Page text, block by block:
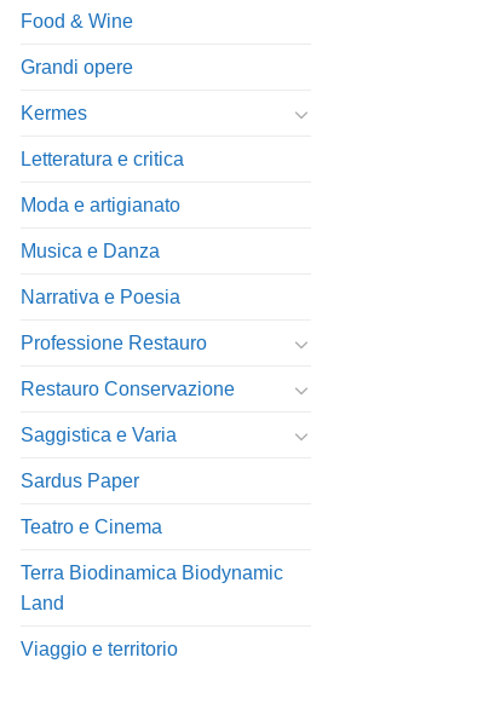
Food & Wine
Grandi opere
Kermes
Letteratura e critica
Moda e artigianato
Musica e Danza
Narrativa e Poesia
Professione Restauro
Restauro Conservazione
Saggistica e Varia
Sardus Paper
Teatro e Cinema
Terra Biodinamica Biodynamic
Land
Viaggio e territorio